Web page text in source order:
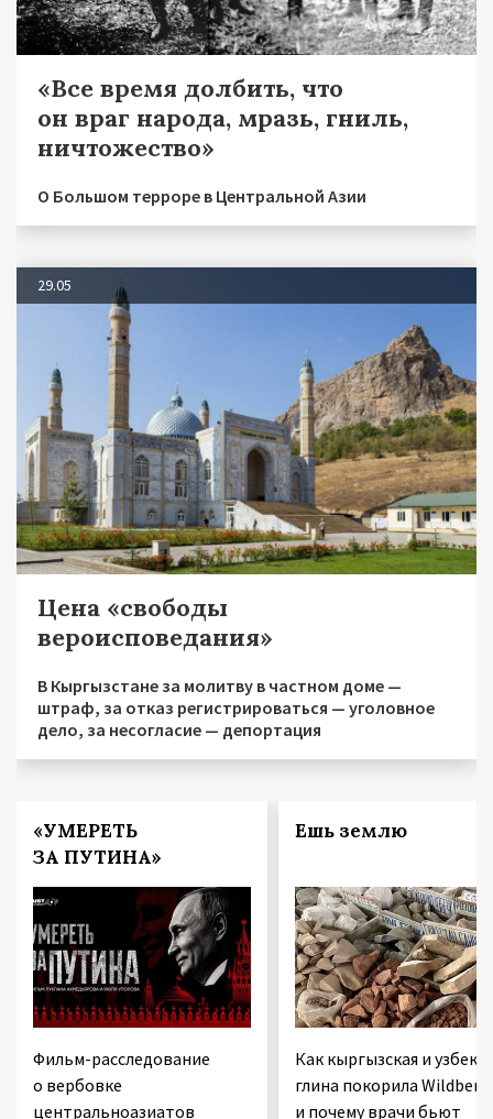
«Все время долбить, что
он враг народа, мразь, гниль,
ничтожество»
О Большом терроре в Центральной Азии
29.05
Цена «свободы
вероисповедания»
В Кыргызстане за молитву в частном доме —
штраф, за отказ регистрироваться — уголовное
дело, за несогласие — депортация
«УМЕРЕТЬ
ЗА ПУТИНА»
Фильм-расследование
о вербовке
центральноазиатов
Ешь землю
Как кыргызская и
глина покорила
и почему врачи бьют